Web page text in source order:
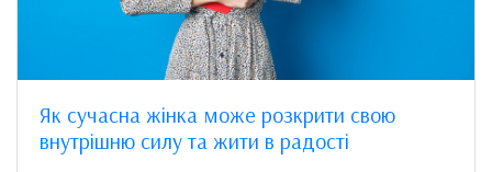
Як сучасна жінка може розкрити свою
внутрішню силу та жити в радості